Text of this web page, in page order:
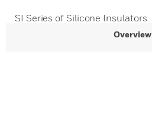
SI Series of Silicone Insulators
Overview